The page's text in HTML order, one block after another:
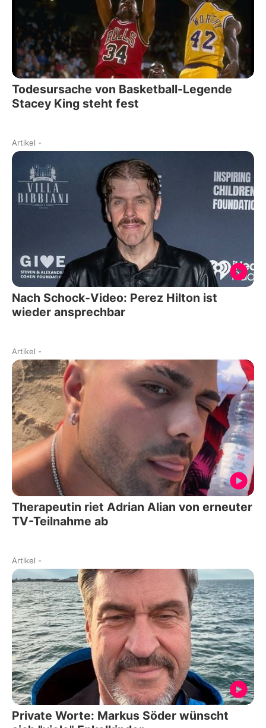
Todesursache von Basketball-Legende
Stacey King steht fest
Artikel -
Nach Schock-Video: Perez Hilton ist
wieder ansprechbar
Artikel -
Therapeutin riet Adrian Alian von erneuter
TV-Teilnahme ab
Artikel -
Private Worte: Markus Söder wünscht